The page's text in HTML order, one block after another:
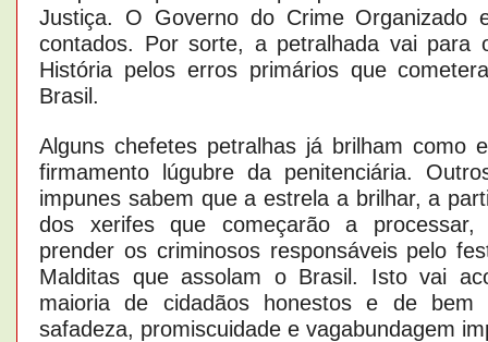
Justiça. O Governo do Crime Organizado
contados. Por sorte, a petralhada vai para
História pelos erros primários que
Brasil.
Alguns chefetes petralhas já brilham como
firmamento lúgubre da penitenciária.
impunes sabem que a estrela a brilhar, a
dos xerifes que começarão a
prender os criminosos responsáveis pelo
Malditas que assolam o Brasil. Isto vai
maioria de cidadãos honestos e de bem
safadeza, promiscuidade e vagabundagem